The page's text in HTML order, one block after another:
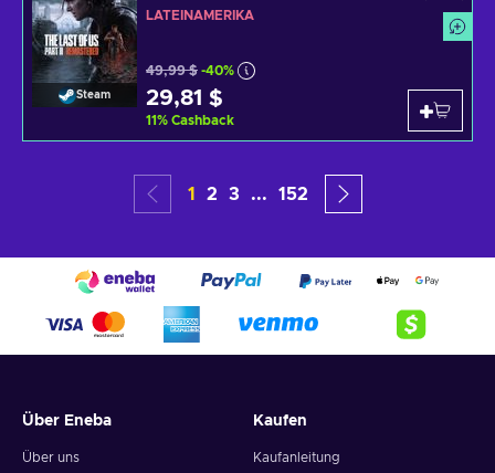
Steam
LATEINAMERIKA
49,99 $ -40%
29,81 $
11% Cashback
1 2 3 ... 152
Über Eneba
Über uns
Kaufen
Kaufanleitung